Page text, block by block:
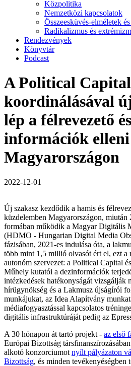
Közpolitika
Nemzetközi kapcsolatok
Összeesküvés-elméletek
Radikalizmus és
Rendezvények
Könyvtár
Podcast
A Political Capital
koordinálásával
lép a félrevezető
információk
Magyarországon
2022-12-01
Új szakasz kezdődik a hamis és
küzdelemben Magyarországon,
formában működik a Magyar Digitális
(HDMO - Hungarian Digital Media
fázisában, 2021-es indulása óta, a
több mint 1,5 millió olvasót ért el, ezt a
autonóm szervezet: a Political Capital
Műhely kutatói a dezinformációk
intézkedések hatékonyságát vizsgálják
hírügynökség és a Lakmusz újságírói
munkájukat, az Idea Alapítvány
médiafogyasztással kapcsolatos
digitális infrastruktúráját pedig az
A 30 hónapon át tartó projekt - az első
Európai Bizottság
alkotó konzorciumot nyílt pályázaton
Bizottság, és minden tevékenyéségben